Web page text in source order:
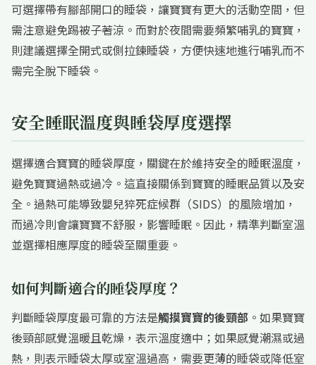
可選擇帶有腳部開口的睡袋，讓寶寶有更大的活動空間，但
需注意避免踢被子著涼。而對於夜間需要頻繁哺乳的寶寶，
則建議選擇全開式或側拉鍊睡袋，方便快速地進行哺乳而不
需完全脫下睡袋。
安全睡眠溫度與睡袋厚度選擇
選擇適合寶寶的睡袋厚度，關鍵在於維持安全的睡眠溫度，
避免寶寶過熱或過冷。這直接關係到寶寶的睡眠品質以及安
全。過熱可能導致嬰兒猝死症候群（SIDS）的風險增加，
而過冷則會讓寶寶不舒服，影響睡眠。因此，精準判斷室溫
並選擇相應厚度的睡袋至關重要。
如何判斷適合的睡袋厚度？
判斷睡袋厚度最可靠的方法是觸摸寶寶的後頸部 。如果寶寶
後頸部感覺溫暖且乾燥，表示溫度適中；如果感覺潮濕或過
熱，則表示睡袋太厚或室溫過高，需要更薄的睡袋或降低室